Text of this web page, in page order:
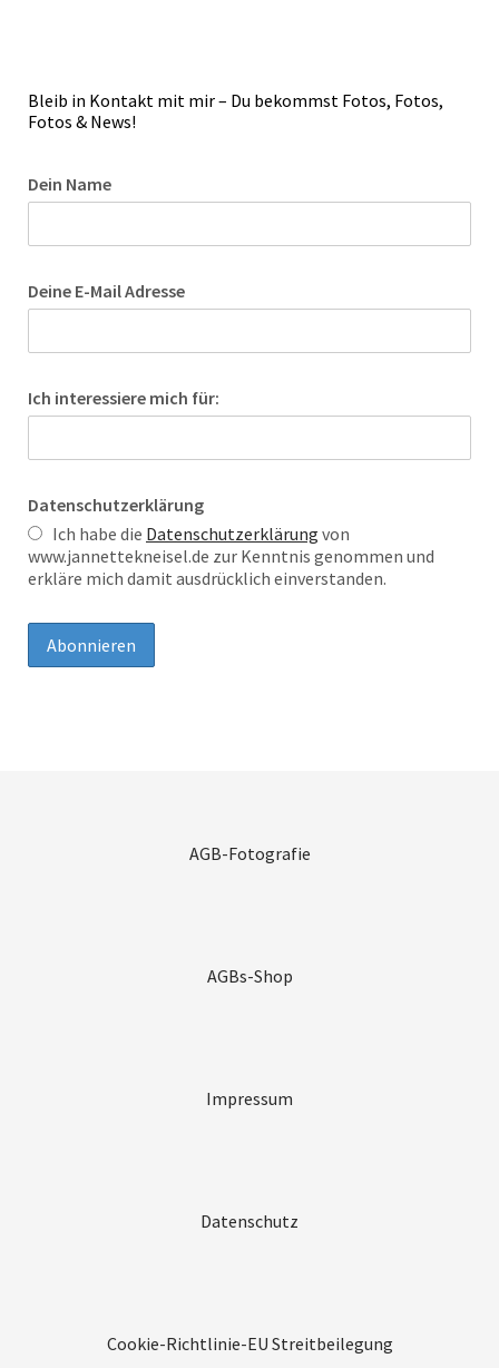
Bleib in Kontakt mit mir – Du bekommst Fotos, Fotos,
Fotos & News!
Dein Name
Deine E-Mail Adresse
Ich interessiere mich für:
Datenschutzerklärung
Ich habe die Datenschutzerklärung von
www.jannettekneisel.de zur Kenntnis genommen und
erkläre mich damit ausdrücklich einverstanden.
AGB-Fotografie
AGBs-Shop
Impressum
Datenschutz
Cookie-Richtlinie-EU Streitbeilegung